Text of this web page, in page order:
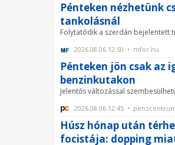
Pénteken nézhetünk
tankolásnál
Folytatódik a szerdán bejelentett
2026.08.06 12:50 • mfor.hu
Pénteken jön csak az
benzinkutakon
Jelentős változással
2026.08.06 12:45 •
Húsz hónap után
focistája: dopping